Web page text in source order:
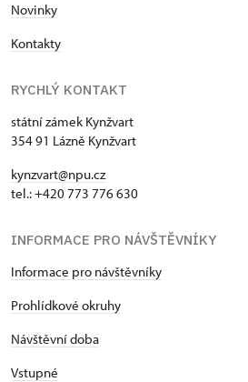
Novinky
Kontakty
RYCHLÝ KONTAKT
státní zámek Kynžvart
354 91 Lázně Kynžvart
kynzvart@npu.cz
tel.: +420 773 776 630
INFORMACE PRO NÁVŠTĚVNÍKY
Informace pro návštěvníky
Prohlídkové okruhy
Návštěvní doba
Vstupné